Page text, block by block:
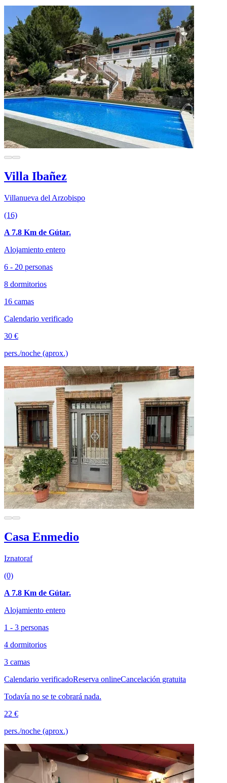
Villa Ibañez
Villanueva del Arzobispo
(16)
A 7.8 Km de Gútar.
Alojamiento entero
6 - 20 personas
8 dormitorios
16 camas
Calendario verificado
30 €
pers./noche (aprox.)
Casa Enmedio
Iznatoraf
(0)
A 7.8 Km de Gútar.
Alojamiento entero
1 - 3 personas
4 dormitorios
3 camas
Calendario verificadoReserva onlineCancelación gratuita
Todavía no se te cobrará nada.
22 €
pers./noche (aprox.)